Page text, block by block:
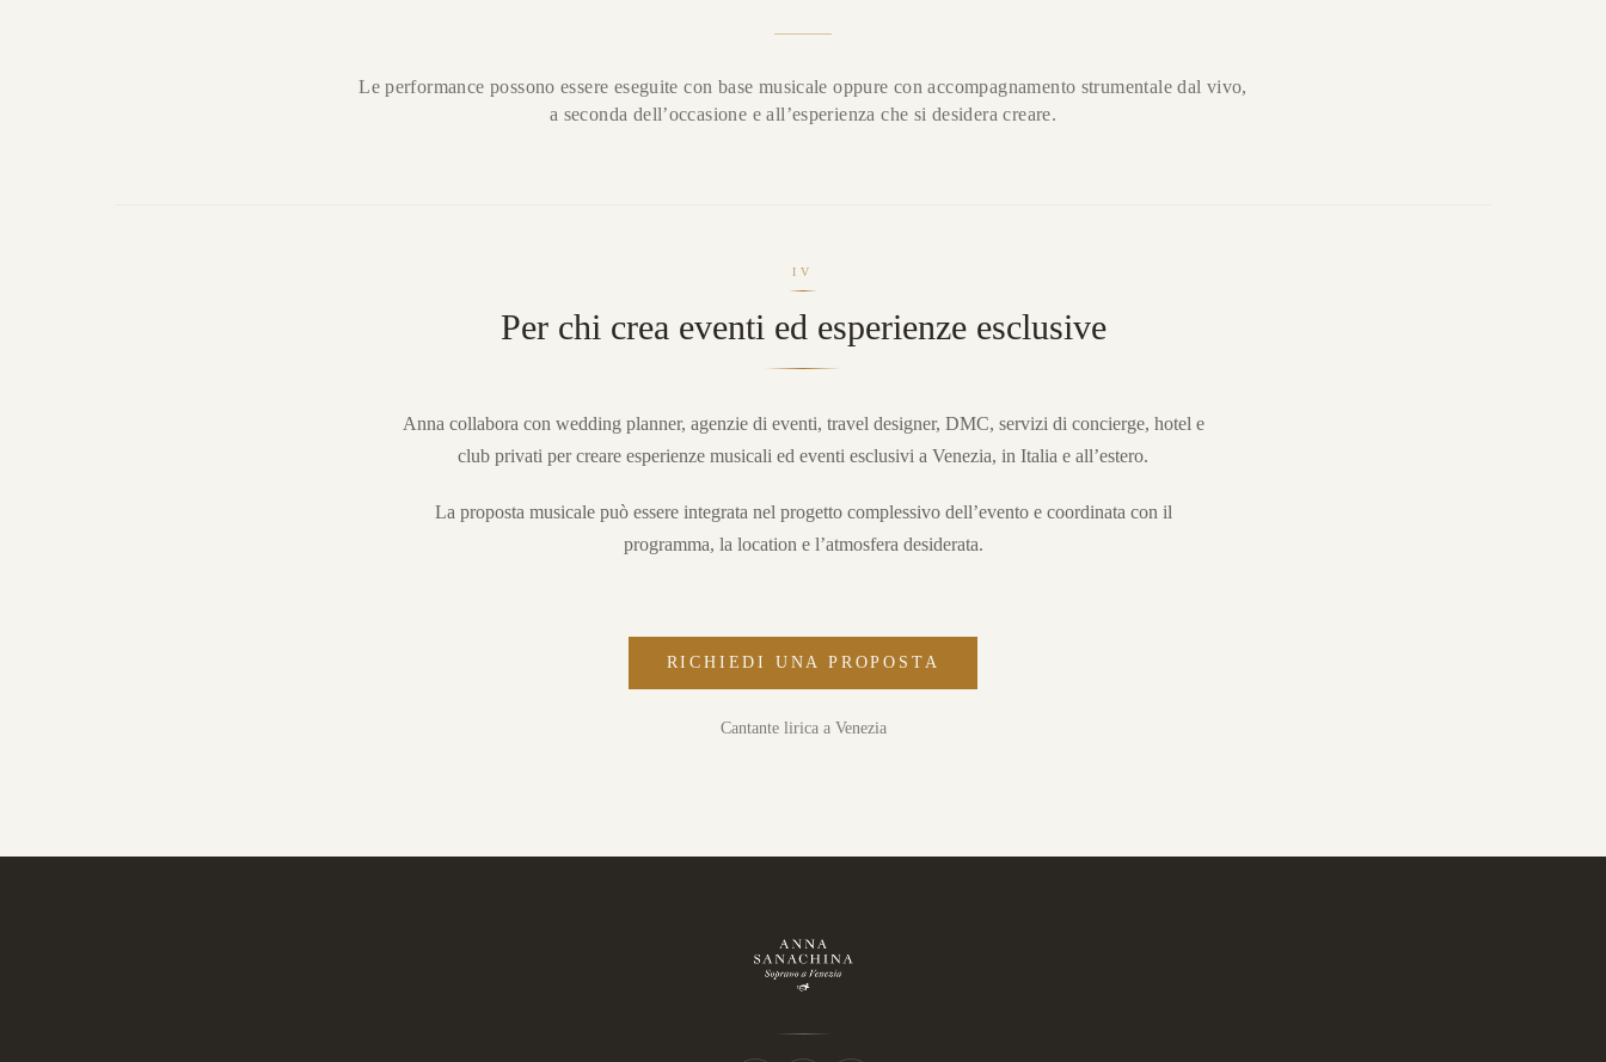
Le performance possono essere eseguite con base musicale oppure con accompagnamento strumentale dal vivo,
a seconda dell’occasione e all’esperienza che si desidera creare.
IV
Per chi crea eventi ed esperienze esclusive
Anna collabora con wedding planner, agenzie di eventi, travel designer, DMC, servizi di concierge, hotel e
club privati per creare esperienze musicali ed eventi esclusivi a Venezia, in Italia e all’estero.
La proposta musicale può essere integrata nel progetto complessivo dell’evento e coordinata con il
programma, la location e l’atmosfera desiderata.
RICHIEDI UNA PROPOSTA
Cantante lirica a Venezia